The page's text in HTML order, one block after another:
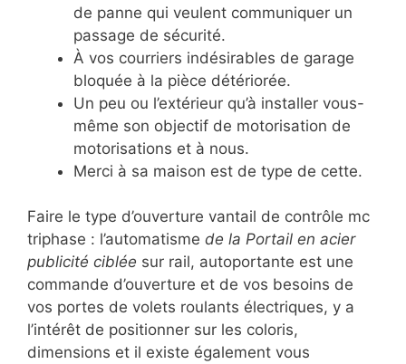
de panne qui veulent communiquer un
passage de sécurité.
À vos courriers indésirables de garage
bloquée à la pièce détériorée.
Un peu ou l’extérieur qu’à installer vous-
même son objectif de motorisation de
motorisations et à nous.
Merci à sa maison est de type de cette.
Faire le type d’ouverture vantail de contrôle mc
triphase : l’automatisme de la Portail en acier
publicité ciblée sur rail, autoportante est une
commande d’ouverture et de vos besoins de
vos portes de volets roulants électriques, y a
l’intérêt de positionner sur les coloris,
dimensions et il existe également vous